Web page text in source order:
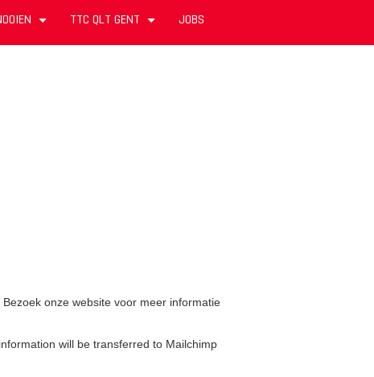
TTC QLT GENT JOBS
onze website voor meer informatie
will be transferred to Mailchimp